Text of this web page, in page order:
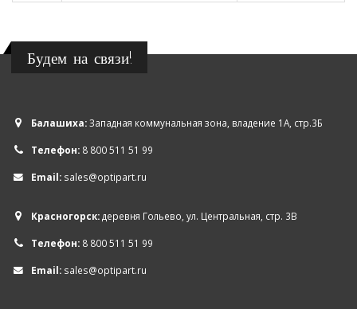
Будем на связи!
Балашиха:Западная коммунальная зона, владение 1А, стр.3Б
Телефон: 8 800 511 51 99
Email: sales@optipart.ru
Красногорск:деревня Гольево, ул. Центральная, стр. 3В
Телефон: 8 800 511 51 99
Email: sales@optipart.ru